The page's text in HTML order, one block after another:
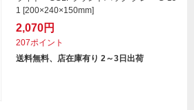
1 [200×240×150mm]
2,070円
207ポイント
送料無料、店在庫有り 2～3日出荷